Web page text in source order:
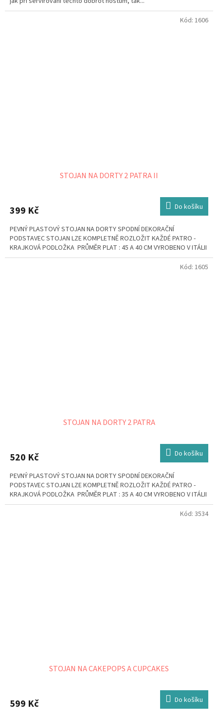
STOJAN NA DORTY 2 PATRA II
399 Kč Do košíku
PEVNÝ PLASTOVÝ STOJAN NA DORTY SPODNÍ DEKORAČNÍ
PODSTAVEC STOJAN LZE KOMPLETNĚ ROZLOŽIT KAŽDÉ PATRO -
KRAJKOVÁ PODLOŽKA PRŮMĚR PLAT : 45 A 40 CM VYROBENO V ITÁLII
Kód: 1606
STOJAN NA DORTY 2 PATRA
520 Kč Do košíku
PEVNÝ PLASTOVÝ STOJAN NA DORTY SPODNÍ DEKORAČNÍ
PODSTAVEC STOJAN LZE KOMPLETNĚ ROZLOŽIT KAŽDÉ PATRO -
KRAJKOVÁ PODLOŽKA PRŮMĚR PLAT : 35 A 40 CM VYROBENO V ITÁLII
Kód: 1605
STOJAN NA CAKEPOPS A CUPCAKES
599 Kč Do košíku
Kód: 3534